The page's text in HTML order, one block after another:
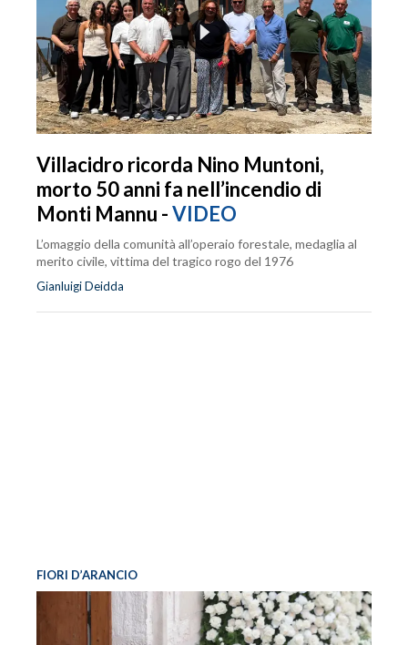
Villacidro ricorda Nino Muntoni,
morto 50 anni fa nell’incendio di
Monti Mannu -VIDEO
L’omaggio della comunità all’operaio forestale, medaglia al
merito civile, vittima del tragico rogo del 1976
Gianluigi Deidda
FIORI D’ARANCIO